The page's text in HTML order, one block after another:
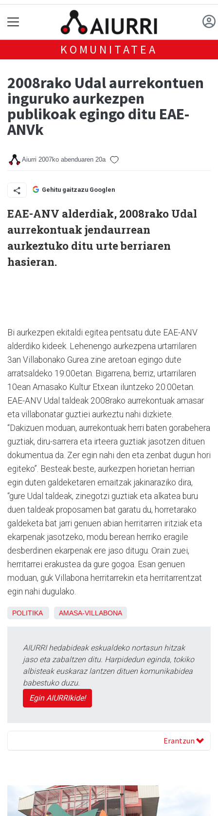
KOMUNITATEA
2008rako Udal aurrekontuen
inguruko aurkezpen
publikoak egingo ditu EAE-
ANVk
Aiurri 2007ko abenduaren 20a
Gehitu gaitzazu Googlen
EAE-ANV alderdiak, 2008rako Udal
aurrekontuak jendaurrean
aurkeztuko ditu urte berriaren
hasieran.
Bi aurkezpen ekitaldi egitea pentsatu dute EAE-ANV
alderdiko kideek. Lehenengo aurkezpena urtarrilaren
3an Villabonako Gurea zine aretoan egingo dute
arratsaldeko 19:00etan. Bigarrena, berriz, urtarrilaren
10ean Amasako Kultur Etxean iluntzeko 20:00etan.
EAE-ANV Udal taldeak 2008rako aurrekontuak amasar
eta villabonatar guztiei aurkeztu nahi dizkiete.
“Dakizuen moduan, aurrekontuak herri baten gorabehera
guztiak, diru-sarrera eta irteera guztiak jasotzen dituen
dokumentua da. Zer egin nahi den eta zenbat dugun hori
egiteko”. Besteak beste, aurkezpen horietan herrian
egin duten galdeketaren emaitzak jakinaraziko dira,
“gure Udal taldeak, zinegotzi guztiak eta alkatea buru
duen taldeak proposamen bat garatu du, horretarako
galdeketa bat jarri genuen abian herritarren iritziak eta
ekarpenak jasotzeko, modu berean herriko eragile
desberdinen ekarpenak ere jaso ditugu. Orain zuei,
herritarrei erakustea da gure gogoa. Esan genuen
moduan, guk Villabona herritarrekin eta herritarrentzat
egin nahi dugulako.
POLITIKA AMASA-VILLABONA
AIURRI hedabideak eskualdeko nortasun hitzak
jaso eta zabaltzen ditu. Harpidedun eginda, tokiko
albisteak euskaraz lantzen dituen komunikabidea
babestuko duzu.
Egin AIURRIkide!
Erantzun